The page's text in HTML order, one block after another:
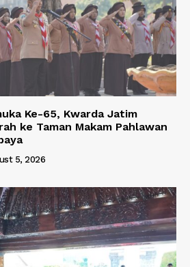
Ke-65, Kwarda Jatim
ke Taman Makam Pahlawan
5, 2026